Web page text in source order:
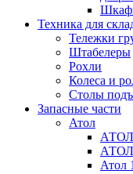
Техника для
Тележки
Штабелеры
Рохли
Колеса и
Столы
Запасные части
Атол
Атол